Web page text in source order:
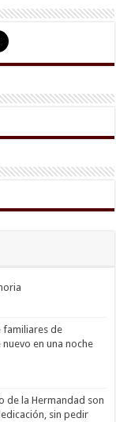
familiares de
en una noche
de la Hermandad son
sin pedir